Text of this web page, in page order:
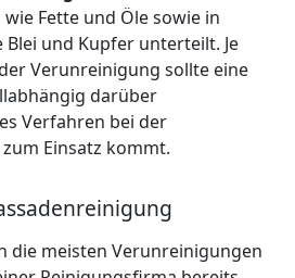
wie Fette und Öle sowie in
Blei und Kupfer unterteilt. Je
Verunreinigung sollte eine
darüber
Verfahren bei der
Einsatz kommt.
die meisten Verunreinigungen